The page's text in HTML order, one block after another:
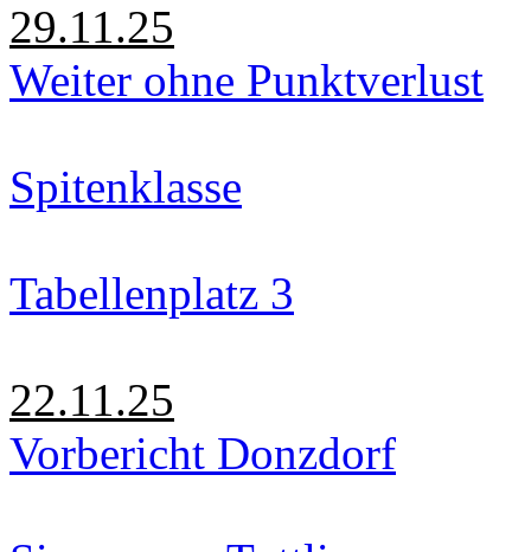
29.11.25
Weiter ohne Punktverlust
Spitenklasse
Tabellenplatz 3
22.11.25
Vorbericht Donzdorf